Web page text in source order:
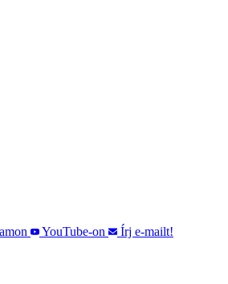
YouTube-on
Írj e-mailt!